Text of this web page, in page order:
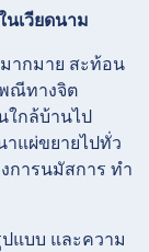
เวียดนาม
ากมาย สะท้อน
ณีทางจิต
ใกล้บ้านไป
แผ่ขยายไปทั่ว
การนมัสการ ทำ
แบบ และความ